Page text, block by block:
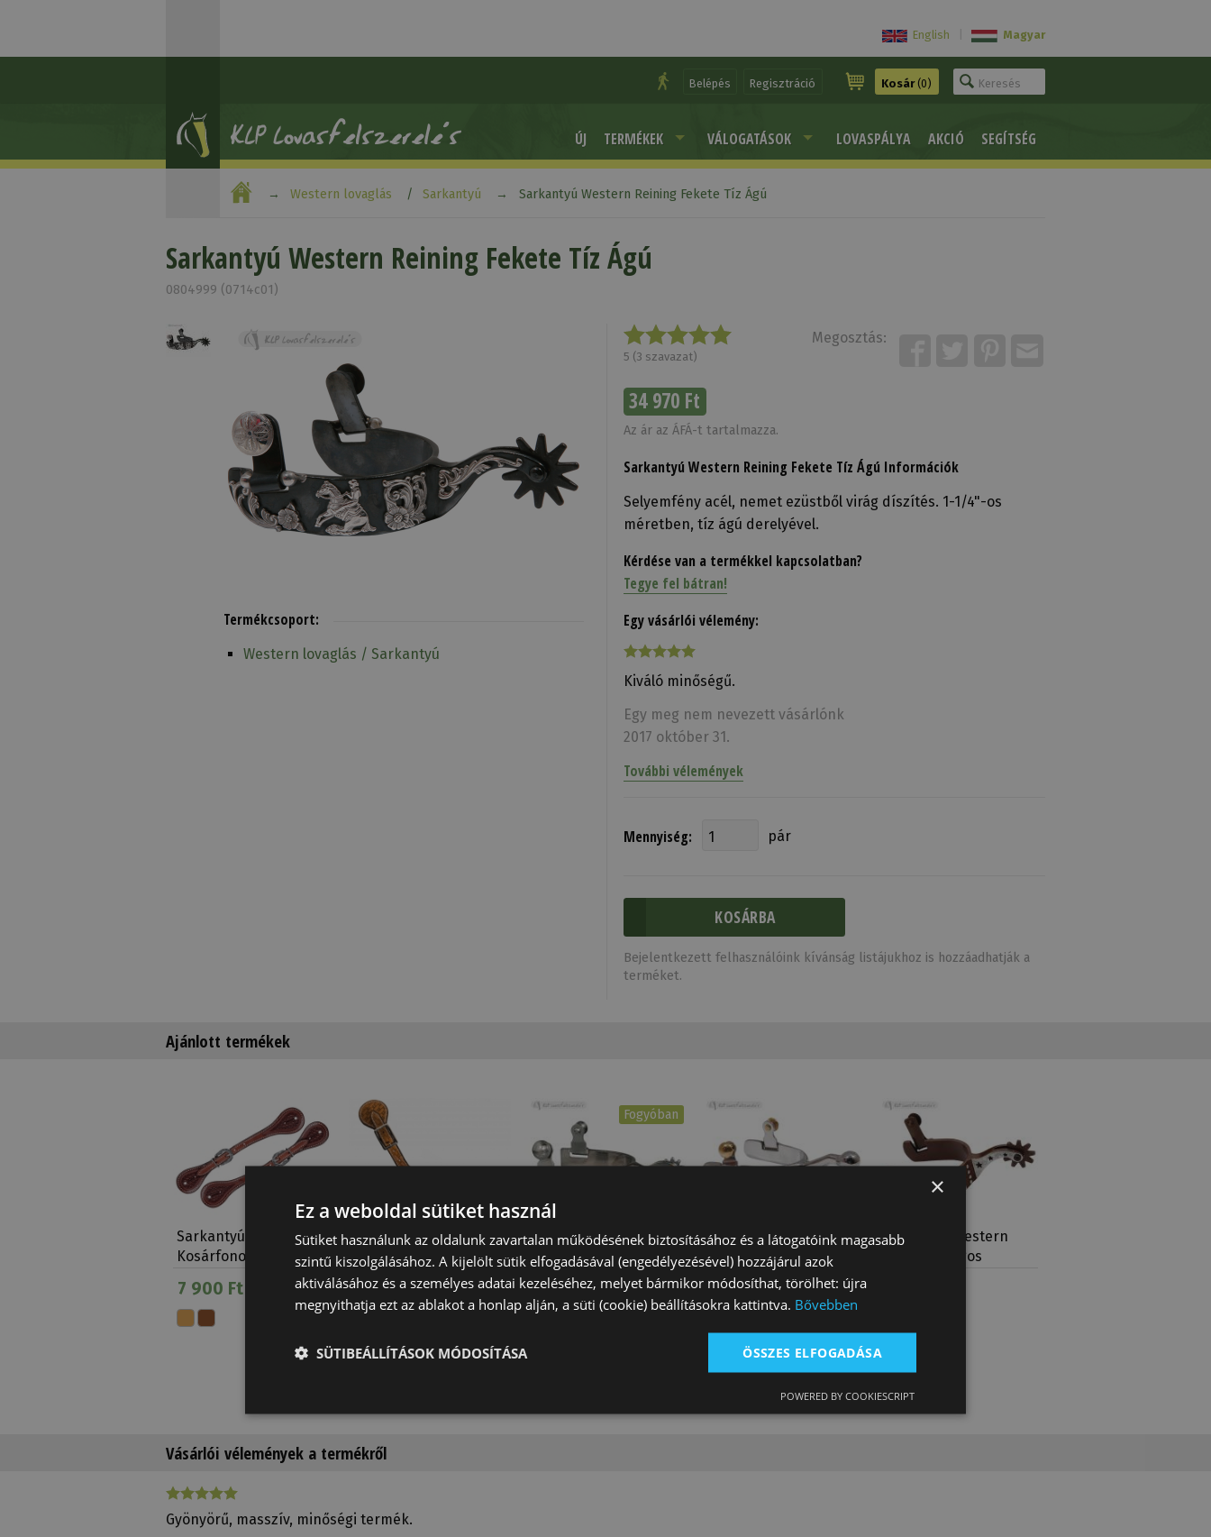
English Magyar
Belépés Regisztráció Kosár(0)
ÚJ TERMÉKEK VÁLOGATÁSOK LOVASPÁLYA AKCIÓ SEGÍTSÉG
Western lovaglás Sarkantyú Sarkantyú Western Reining Fekete Tíz Ágú
Sarkantyú Western Reining Fekete Tíz Ágú
0804999 (0714c01)
5 (3 szavazat)
Megosztás:
34 970 Ft
Az ár az ÁFÁ-t tartalmazza.
Sarkantyú Western Reining Fekete Tíz Ágú Információk
Selyemfény acél, nemet ezüstből virág díszítés. 1-1/4"-os
méretben, tíz ágú derelyével.
Kérdése van a termékkel kapcsolatban?
Tegye fel bátran!
Egy vásárlói vélemény:
Kiváló minőségű.
Egy meg nem nevezett vásárlónk
2017 október 31.
További vélemények
Mennyiség: pár
Bejelentkezett felhasználóink kívánság listájukhoz is hozzáadhatják a
terméket.
Termékcsoport:
Western lovaglás / Sarkantyú
Ajánlott termékek
Sarkantyúszíj Western
Kosárfonott Új
7 900 Ft
Sarkantyúszíj Western
Kosárfonott Ívelt
8 550 Ft
Fogyóban
Sarkantyú Western Kis
Derelyés
24 980 Ft
Sarkantyú Western
Rozsdamentes
26 460 Ft
Sarkantyú Western
Barna Csillagos
Vásárlói vélemények a termékről
Gyönyörű, masszív, minőségi termék.
×
Ez a weboldal sütiket használ
Sütiket használunk az oldalunk zavartalan működésének biztosításához és a látogatóink magasabb
szintű kiszolgálásához. A kijelölt sütik elfogadásával (engedélyezésével) hozzájárul azok
aktiválásához és a személyes adatai kezeléséhez, melyet bármikor módosíthat, törölhet: újra
megnyithatja ezt az ablakot a honlap alján, a süti (cookie) beállításokra kattintva. Bővebben
ÖSSZES ELFOGADÁSA
SÜTIBEÁLLÍTÁSOK MÓDOSÍTÁSA
POWERED BY COOKIESCRIPT